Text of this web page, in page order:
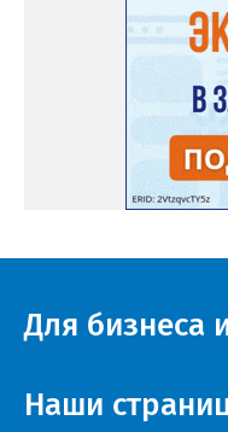
Для бизнеса
Наши